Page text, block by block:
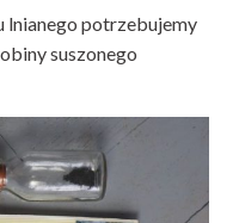
lnianego potrzebujemy
suszonego